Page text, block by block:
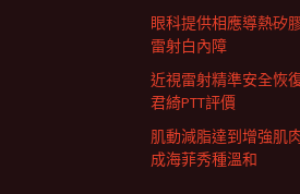
眼科提供相應導熱矽
雷射白內障
近視雷射精準安全恢
君綺PTT評價
肌動減脂達到增強肌
成海菲秀種溫和